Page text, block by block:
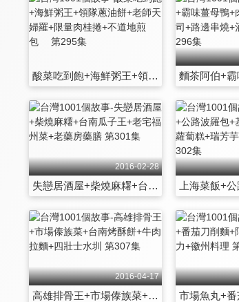
酸菜吃到飽+海鮮粥王+領隊蔥油餅+老師天婦羅+限量肉桂捲+不道地煎包 第295集
2016-02-28
失戀居酒屋+柴燒麻糬+台南瓜子王+老宅福州菜+老藥房藥膳 第301集
2016-04-17
高雄排骨王+市場傣族菜+台南烤酥餅+牛肉拉麵+四壯士水圳 第307集